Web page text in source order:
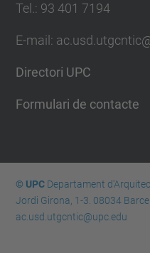
Tel.: 93 401 7194
E-mail:
Directori UPC
Formulari de contacte
© UPCDepartament
Jordi Girona, 1-3. 08034
ac.usd.utgcntic@upc.edu